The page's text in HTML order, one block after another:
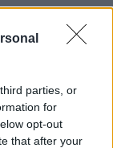
parties, or
for
opt-out
that after your